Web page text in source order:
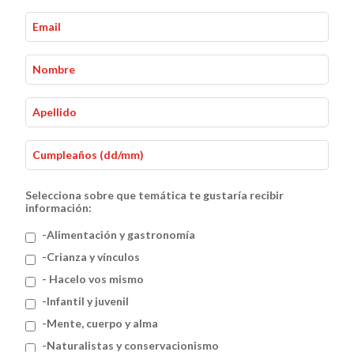
Seres Mitológicos. Noroeste
$50.83 USD
Selecciona sobre que temática te gustaría recibir
información:
-Alimentación y gastronomía
-Crianza y vínculos
- Hacelo vos mismo
-Infantil y juvenil
-Mente, cuerpo y alma
-Naturalistas y conservacionismo